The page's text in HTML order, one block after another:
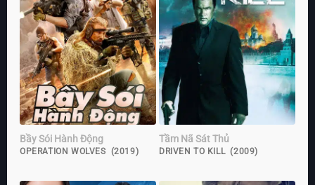
Bầy Sói Hành Động
OPERATION WOLVES (2019)
Tầm Nã Sát Thủ
DRIVEN TO KILL (2009)